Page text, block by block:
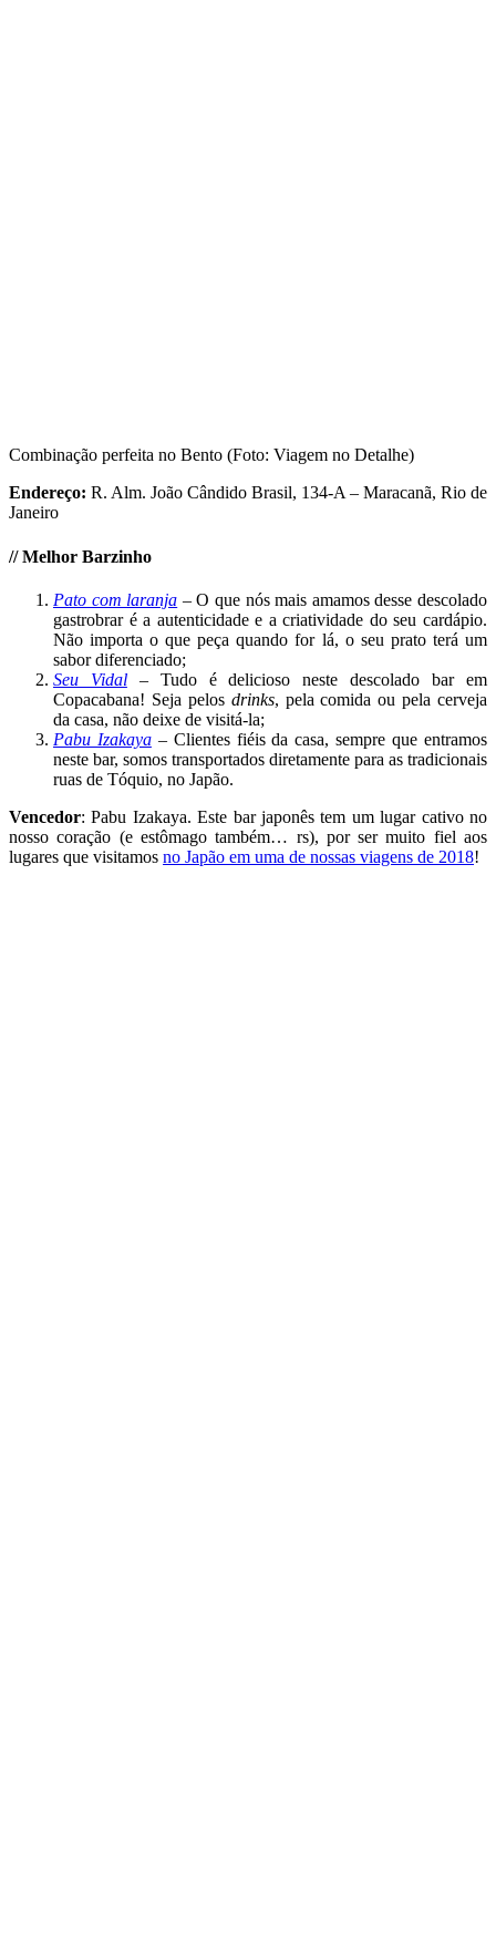
Combinação perfeita no Bento (Foto: Viagem no Detalhe)
Endereço: R. Alm. João Cândido Brasil, 134-A – Maracanã, Rio de
Janeiro
//Melhor Barzinho
Pato com laranja –O que nós mais amamos desse descolado
gastrobrar é a autenticidade e a criatividade do seu cardápio.
Não importa o que peça quando for lá, o seu prato terá um
sabor diferenciado;
Seu Vidal
– Tudo é delicioso neste descolado bar em
Copacabana! Seja pelos drinks, pela comida ou pela cerveja
da casa, não deixe de visitá-la;
Pabu Izakaya– Clientes fiéis da casa, sempre que entramos
neste bar, somos transportados diretamente para as tradicionais
ruas de Tóquio, no Japão.
Vencedor: Pabu Izakaya. Este bar japonês tem um lugar cativo no
nosso coração (e estômago também… rs), por ser muito fiel aos
lugares que visitamos no Japão em uma de nossas viagens de 2018!